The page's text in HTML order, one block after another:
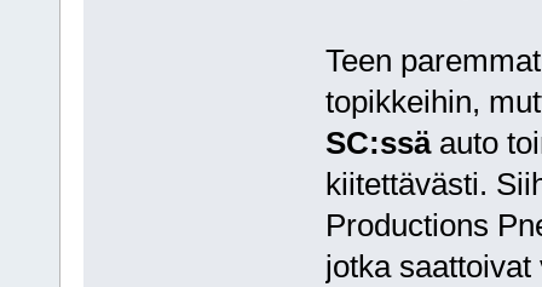
Teen
topikkeihin,
SC:ssäauto
kiitettävästi.
Productions
jotka